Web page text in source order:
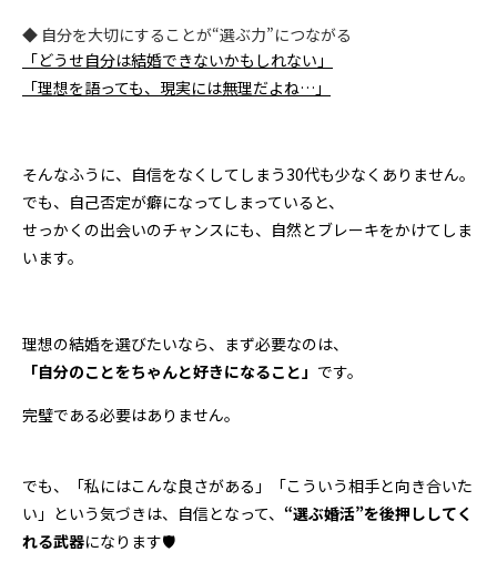
◆ 自分を大切にすることが“選ぶ力”につながる
「どうせ自分は結婚できないかもしれない」
「理想を語っても、現実には無理だよね…」
そんなふうに、自信をなくしてしまう30代も少なくありません。
でも、自己否定が癖になってしまっていると、
せっかくの出会いのチャンスにも、自然とブレーキをかけてしま
います。
理想の結婚を選びたいなら、まず必要なのは、
「自分のことをちゃんと好きになること」 です。
完璧である必要はありません。
でも、「私にはこんな良さがある」「こういう相手と向き合いた
い」という気づきは、自信となって、 “選ぶ婚活”を後押ししてく
れる武器になります🛡️